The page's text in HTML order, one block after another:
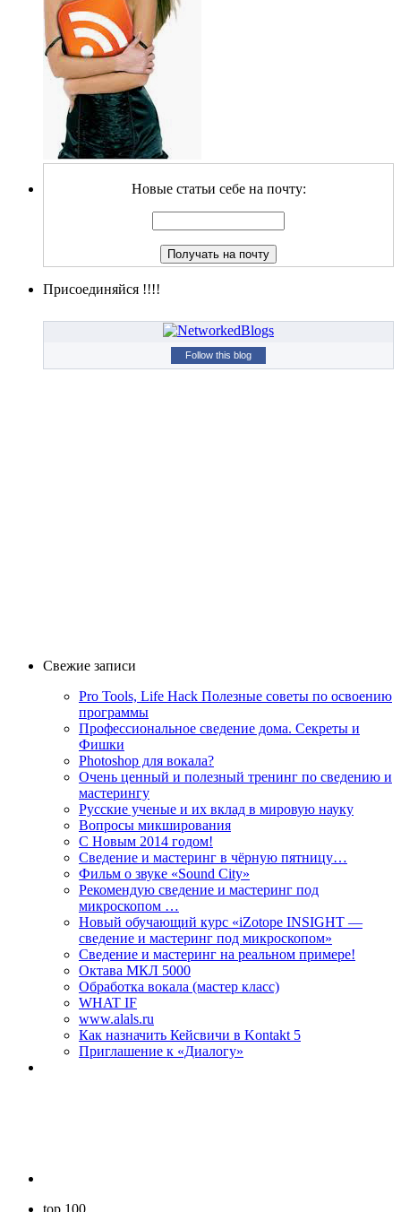
Новые статьи себе на почту:
Присоединяйся !!!!
Follow this blog
Свежие записи
Pro Tools, Life Hack Полезные советы по освоению
программы
Профессиональное сведение дома. Секреты и
Фишки
Photoshop для вокала?
Очень ценный и полезный тренинг по сведению и
мастерингу
Русские ученые и их вклад в мировую науку
Вопросы микширования
C Новым 2014 годом!
Сведение и мастеринг в чёрную пятницу…
Фильм о звуке «Sоund Сity»
Рекомендую сведение и мастеринг под
микроскопом …
Новый обучающий курс «iZotope INSIGHT —
сведение и мастеринг под микроскопом»
Сведение и мастеринг на реальном примере!
Октава МКЛ 5000
Обработка вокала (мастер класс)
WHAT IF
www.alals.ru
Как назначить Кейсвичи в Kontakt 5
Приглашение к «Диалогу»